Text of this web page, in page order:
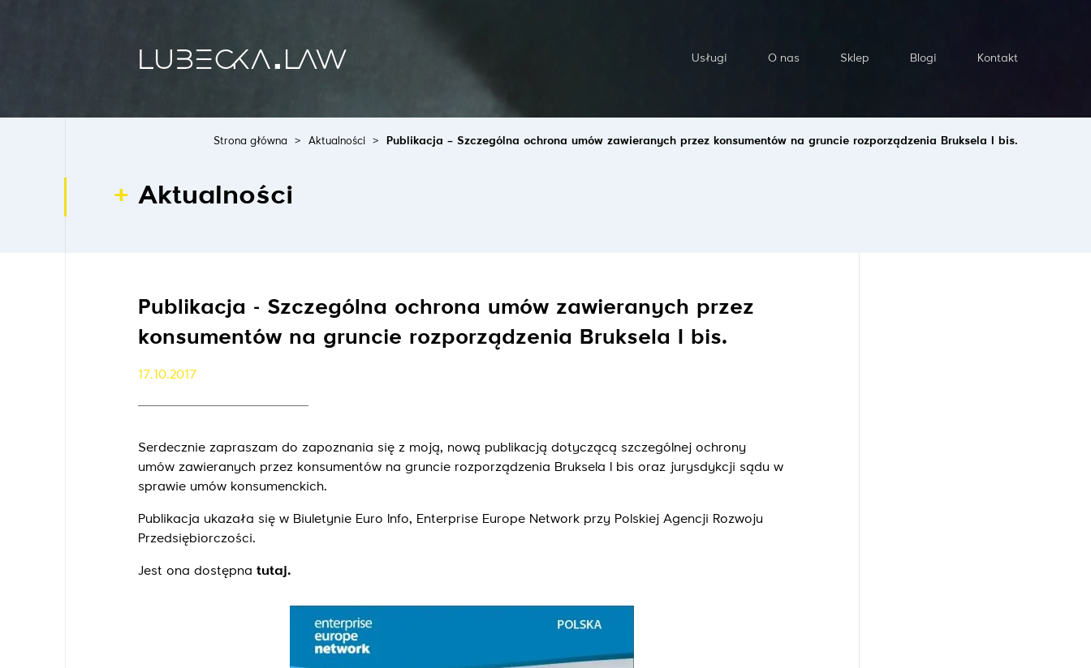
Usługi O nas Sklep Blogi Kontakt
Strona główna > Aktualności > Publikacja – Szczególna ochrona umów zawieranych przez konsumentów na gruncie rozporządzenia Bruksela I bis.
Aktualności
Publikacja - Szczególna ochrona umów zawieranych przez
konsumentów na gruncie rozporządzenia Bruksela I bis.
17.10.2017
Serdecznie zapraszam do zapoznania się z moją, nową publikacją dotyczącą szczególnej ochrony
umów zawieranych przez konsumentów na gruncie rozporządzenia Bruksela I bis oraz jurysdykcji sądu w
sprawie umów konsumenckich.
Publikacja ukazała się w Biuletynie Euro Info, Enterprise Europe Network przy Polskiej Agencji Rozwoju
Przedsiębiorczości.
Jest ona dostępna tutaj.